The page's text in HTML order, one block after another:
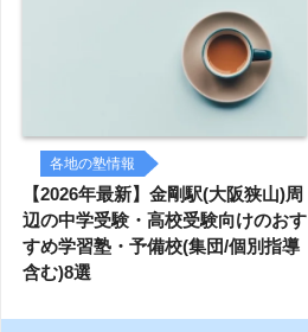
各地の塾情報
【2026年最新】金剛駅(大阪狭山)周
辺の中学受験・高校受験向けのおす
すめ学習塾・予備校(集団/個別指導
含む)8選